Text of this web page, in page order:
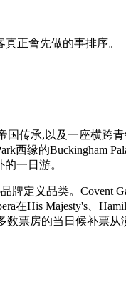
正會先做的事排序。
国传承,以及一座横跨
西缘的Buckingham
一日游。
牌定义品类。Covent
在His Majesty's、
票房的当日候补票